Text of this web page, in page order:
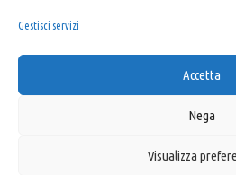
Gestisci servizi
Accetta
Nega
Visualizza
COPYRIGHT 2025 EO
PRIVACY POLICY&
Made with ❤️ and ☕ by